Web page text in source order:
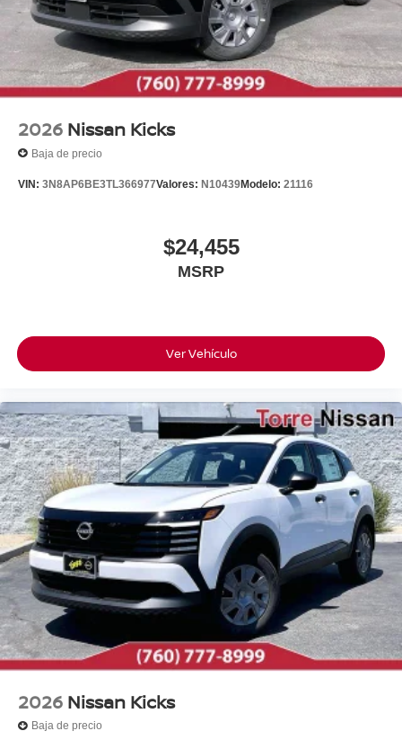
2026 Nissan Kicks
Baja de precio
VIN: 3N8AP6BE3TL366977Valores: N10439Modelo: 21116
$24,455
MSRP
Ver Vehículo
2026 Nissan Kicks
Baja de precio